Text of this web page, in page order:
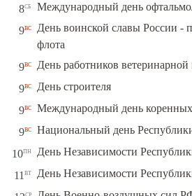
8сб Международный день
9вс
День воинской славы России -
флота
9вс День работников
9вс День строителя
9вс Международный день
9вс Национальный день
10пн День Независимости
11 вт День Независимости
ср